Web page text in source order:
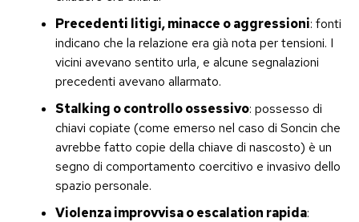
Precedenti litigi, minacce o aggressioni: fonti
indicano che la relazione era già nota per tensioni. I
vicini avevano sentito urla, e alcune segnalazioni
precedenti avevano allarmato.
Stalking o controllo ossessivo: possesso di
chiavi copiate (come emerso nel caso di Soncin che
avrebbe fatto copie della chiave di nascosto) è un
segno di comportamento coercitivo e invasivo dello
spazio personale.
Violenza improvvisa o escalation rapida: